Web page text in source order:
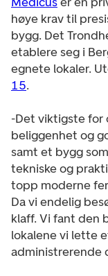
høye krav til
bygg. Det
etablere seg i
egnete lokaler.
15.
-Det viktigste for
beliggenhet og
samt et bygg
tekniske og
topp moderne
Da vi endelig
klaff. Vi fant den
lokalene vi lette
administrerende